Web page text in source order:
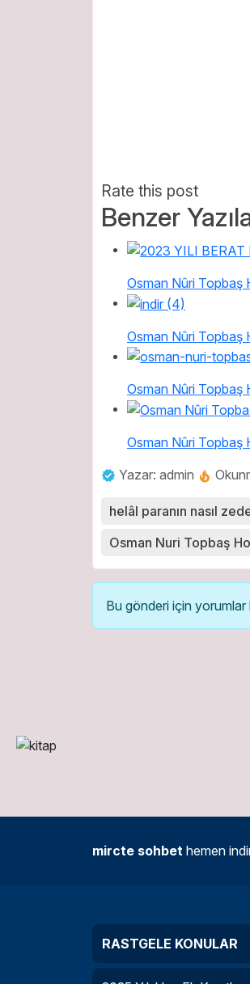
Rate this post
Benzer
Osman Nûri Topbaş
Osman Nûri Topbaş
Osman Nûri
Osman Nûri
Yazar: admin
helâl paranın nasıl
Osman Nuri Topbaş
Bu gönderi için yorumlar
mircte sohbet hemen
RASTGELE KONULAR